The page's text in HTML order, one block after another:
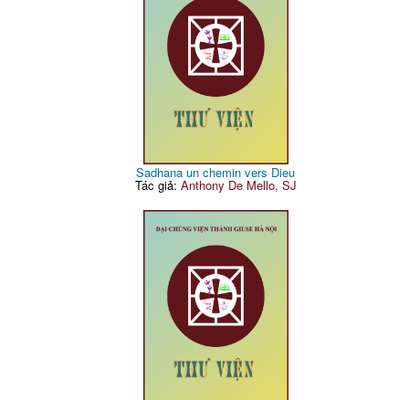
Sadhana un chemin vers Dieu
Tác giả: Anthony De Mello, SJ